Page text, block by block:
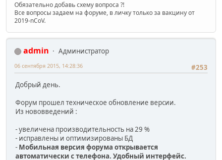
Обязательно добавь схему вопроса ?!
Все вопросы задаем на форуме, в личку только за вакцину от
2019-nCoV.
admin
Администратор
#253
06 сентября 2015, 14:28:36
Добрый день.
Форум прошел техническое обновление версии.
Из нововведений :
- увеличена производительность на 29 %
- исправлены и оптимизированы БД
- Мобильная версия форума открывается
автоматически с телефона. Удобный интерфейс.